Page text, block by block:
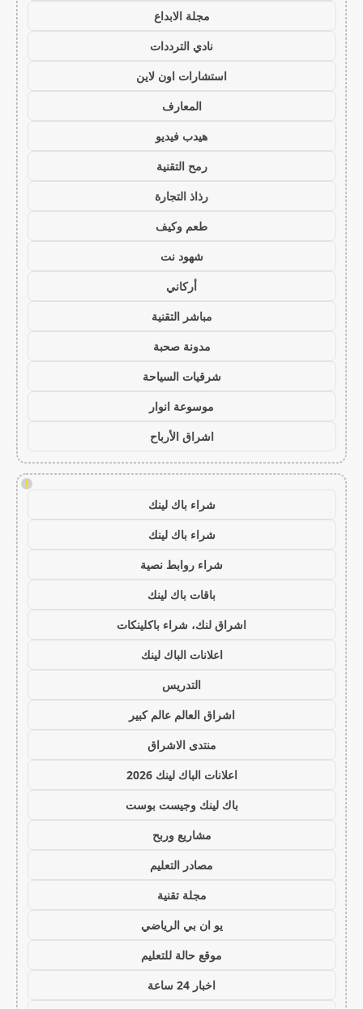
مجلة الابداع
نادي الترددات
استشارات اون لاين
المعارف
هيدب فيديو
رمح التقنية
رذاذ التجارة
طعم وكيف
شهود نت
أركاني
مباشر التقنية
مدونة صحبة
شرقيات السياحة
موسوعة انوار
اشراق الأرباح
!
شراء باك لينك
شراء باك لينك
شراء روابط نصية
باقات باك لينك
اشراق لنك، شراء باكلينكات
اعلانات الباك لينك
التدريس
اشراق العالم عالم كبير
منتدى الاشراق
اعلانات الباك لينك 2026
باك لينك وجيست بوست
مشاريع وربح
مصادر التعليم
مجلة تقنية
يو ان بي الرياضي
موقع حالة للتعليم
اخبار 24 ساعة